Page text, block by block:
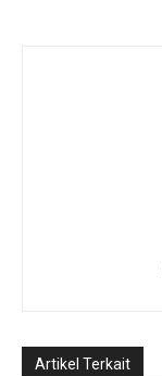
Artikel Terkait